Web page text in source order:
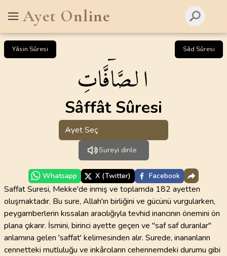
Ayet Online
Yâsin Sûresi Sâd Sûresi
الصَّاۤفَّاتِ
Sâffât Sûresi
Ayet Seç
Sureyi dinle
Whatsapp X (Twitter) Facebook
Saffat Suresi, Mekke'de inmiş ve toplamda 182 ayetten
oluşmaktadır. Bu sure, Allah'ın birliğini ve gücünü vurgularken,
peygamberlerin kıssaları aracılığıyla tevhid inancının önemini ön
plana çıkarır. İsmini, birinci ayette geçen ve "saf saf duranlar"
anlamına gelen 'saffat' kelimesinden alır. Surede, inananların
cennetteki mutluluğu ve inkârcıların cehennemdeki durumu gibi